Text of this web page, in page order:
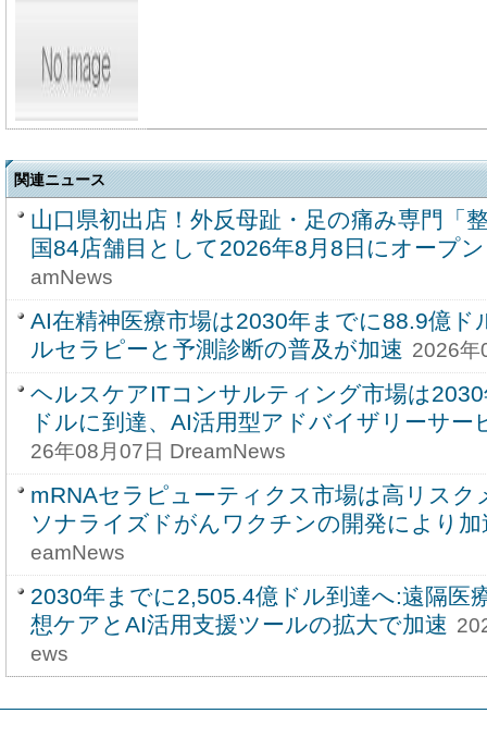
関連ニュース
山口県初出店！外反母趾・足の痛み専門「
国84店舗目として2026年8月8日にオープン
amNews
AI在精神医療市場は2030年までに88.9億ド
ルセラピーと予測診断の普及が加速 2026年
ヘルスケアITコンサルティング市場は
ドルに到達、AI活用型アドバイザリーサー
26年08月07日 DreamNews
mRNAセラピューティクス市場は高リスク
ソナライズドがんワクチンの開発により加
eamNews
2030年までに2,505.4億ドル到達へ:遠隔医
想ケアとAI活用支援ツールの拡大で加速
ews